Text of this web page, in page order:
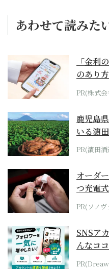
あわせて読みた
「金利
のあり
PR(株式
鹿児島
いる濵
PR(濵田
オーダ
つ充電
PR(ソノ
SNSア
んなコ